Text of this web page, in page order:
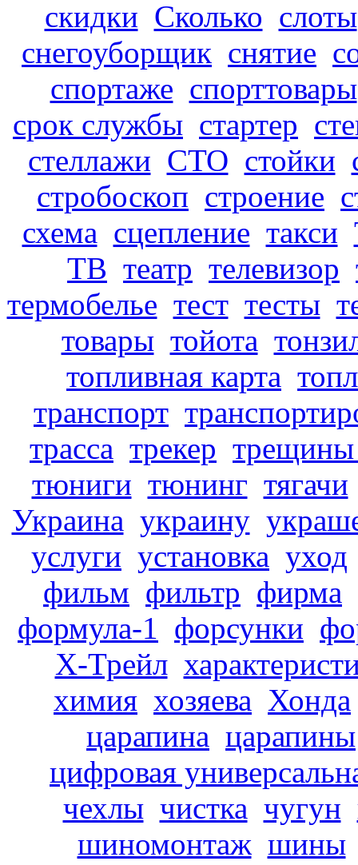
скидки Сколько слоты
снегоуборщик снятие
спортаже спорттовары
срок службы стартер
стеллажи СТО стойки
стробоскоп строение
схема сцепление такси
ТВ театр телевизор
термобелье тест тесты
товары тойота
топливная карта
транспорт
трасса трекер трещины
тюниги тюнинг тягачи
Украина украину
услуги установка уход
фильм фильтр фирма
формула-1 форсунки
Х-Трейл
химия хозяева Хонда
царапина царапины
цифровая
чехлы чистка чугун
шиномонтаж шины